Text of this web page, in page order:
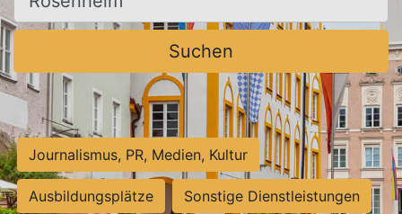
Suchen
Journalismus, PR, Medien, Kultur
Ausbildungsplätze Sonstige Dienstleistungen